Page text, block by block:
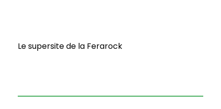
Le supersite de la Ferarock